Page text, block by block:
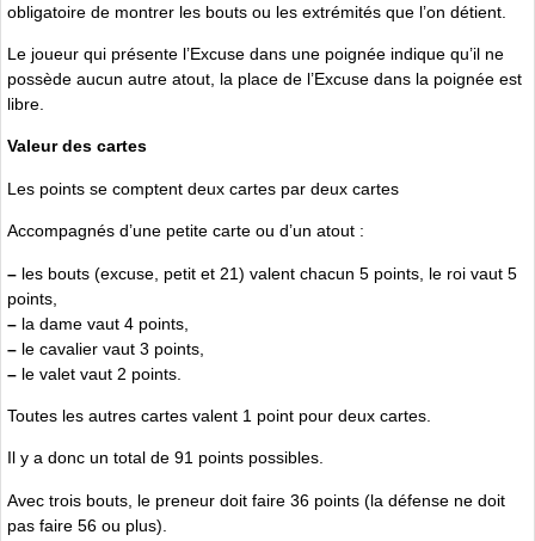
obligatoire de montrer les bouts ou les extrémités que l’on détient.
Le joueur qui présente l’Excuse dans une poignée indique qu’il ne
possède aucun autre atout, la place de l’Excuse dans la poignée est
libre.
Valeur des cartes
Les points se comptent deux cartes par deux cartes
Accompagnés d’une petite carte ou d’un atout :
– les bouts (excuse, petit et 21) valent chacun 5 points, le roi vaut 5
points,
– la dame vaut 4 points,
– le cavalier vaut 3 points,
– le valet vaut 2 points.
Toutes les autres cartes valent 1 point pour deux cartes.
Il y a donc un total de 91 points possibles.
Avec trois bouts, le preneur doit faire 36 points (la défense ne doit
pas faire 56 ou plus).